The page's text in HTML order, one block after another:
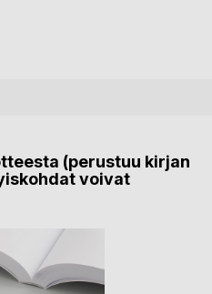
(perustuu kirjan
voivat